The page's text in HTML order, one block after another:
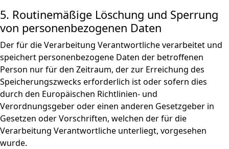
5. Routinemäßige Löschung und Sperrung
von personenbezogenen Daten
Der für die Verarbeitung Verantwortliche verarbeitet und
speichert personenbezogene Daten der betroffenen
Person nur für den Zeitraum, der zur Erreichung des
Speicherungszwecks erforderlich ist oder sofern dies
durch den Europäischen Richtlinien- und
Verordnungsgeber oder einen anderen Gesetzgeber in
Gesetzen oder Vorschriften, welchen der für die
Verarbeitung Verantwortliche unterliegt, vorgesehen
wurde.